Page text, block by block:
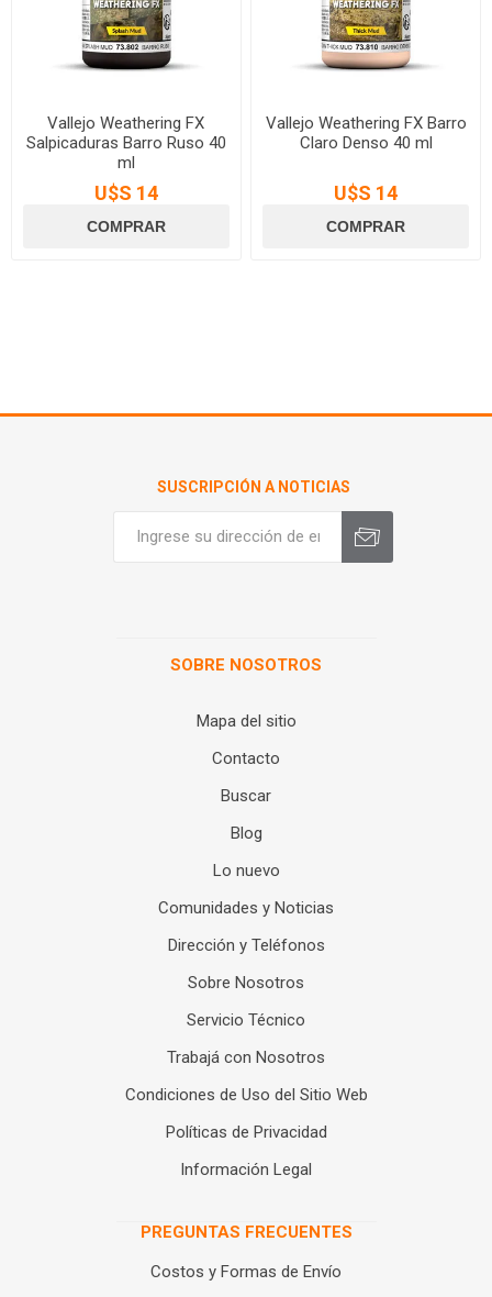
Vallejo Weathering FX
Salpicaduras Barro Ruso 40
ml
U$S 14
Vallejo Weathering FX Barro
Claro Denso 40 ml
U$S 14
SUSCRIPCIÓN A NOTICIAS
SOBRE NOSOTROS
Mapa del sitio
Contacto
Buscar
Blog
Lo nuevo
Comunidades y Noticias
Dirección y Teléfonos
Sobre Nosotros
Servicio Técnico
Trabajá con Nosotros
Condiciones de Uso del Sitio Web
Políticas de Privacidad
Información Legal
PREGUNTAS FRECUENTES
Costos y Formas de Envío